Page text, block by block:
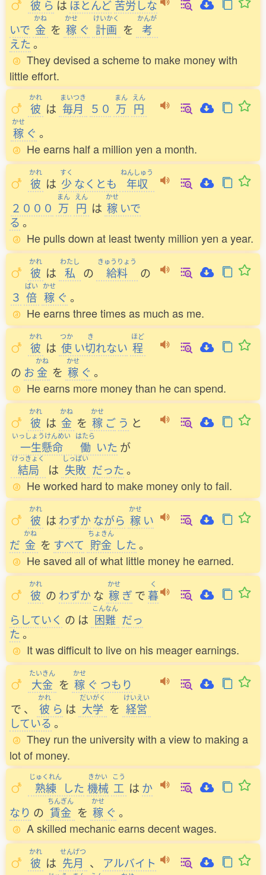
彼 ら は ほとんど 苦労しな
いで
かね
金 を
かせ
稼 ぐ
けいかく
計画 を
かんが
考
えた。
They devised a scheme to make money with
little effort.
かれ
彼 は
まいつき
毎月 ５０
まん
万
えん
円
かせ
稼 ぐ 。
He earns half a million yen a month.
かれ
彼 は
すく
少なくとも
ねんしゅう
年収
２０００
まん
万
えん
円 は
かせ
稼 いで
る 。
He pulls down at least twenty million yen a year.
かれ
彼 は
わたし
私 の
きゅうりょう
給料
の
３
ばい
倍
かせ
稼 ぐ 。
He earns three times as much as me.
かれ
彼 は
つか
使 い
き
切れない
ほど
程
の お
かね
金 を
かせ
稼 ぐ 。
He earns more money than he can spend.
かれ
彼 は
かね
金 を
かせ
稼 ご う と
いっしょうけんめい
一生懸命
はたら
働 いた が
けっきょく
結局 は
しっぱい
失敗 だった。
He worked hard to make money only to fail.
かれ
彼 は わずか ながら
かせ
稼 い
だ
かね
金 を すべて
ちょきん
貯金 した。
He saved all of what little money he earned.
かれ
彼 の わずか な
かせ
稼 ぎ で
く
暮
らしていく の は
こんなん
困難 だっ
た。
It was difficult to live on his meager earnings.
たいきん
大金 を
かせ
稼 ぐ つもり
で 、
かれ
彼 ら は
だいがく
大学 を
けいえい
経営
している 。
They run the university with a view to making a
lot of money.
じゅくれん
熟練 した
きかい
機械
こう
工 は か
なり の
ちんぎん
賃金 を
かせ
稼 ぐ 。
A skilled mechanic earns decent wages.
かれ
彼 は
せんげつ
先月 、 アルバイト